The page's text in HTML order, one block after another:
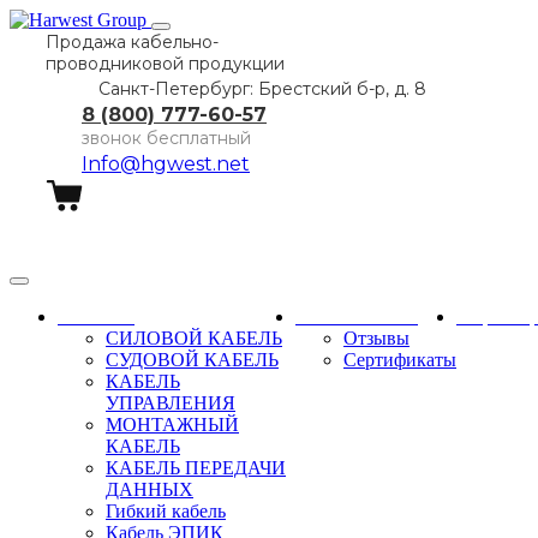
Продажа кабельно-
проводниковой продукции
Санкт-Петербург: Брестский б-р, д. 8
8 (800) 777-60-57
звонок бесплатный
Info@hgwest.net
СИЛОВОЙ КАБЕЛЬ
СУДОВОЙ КАБЕЛЬ
КАБЕЛЬ
УПРАВЛЕНИЯ
МОНТАЖНЫЙ
КАБЕЛЬ
КАБЕЛЬ ПЕРЕДАЧИ
ДАННЫХ
Гибкий кабель
Кабель ЭПИК
Отзывы
Сертификаты